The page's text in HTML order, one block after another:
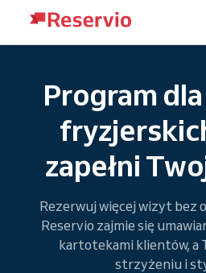
Program
zapełni
Rezerwuj więcej wizyt bez
Reservio zajmie się
kartotekami klientów, a
strzyżeniu i